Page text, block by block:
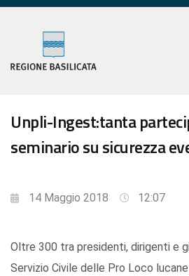
Unpli-Ingest:tanta
seminario su sicurezza
14 Maggio 2018 12:07
Oltre 300 tra presidenti, dirigenti e
Servizio Civile delle Pro Loco